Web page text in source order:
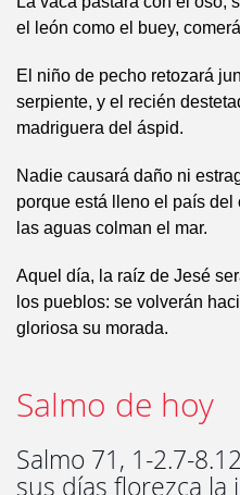
el león como el buey,
El niño de pecho retozará
serpiente, y el recién
madriguera del áspid.
Nadie causará daño ni
porque está lleno el país
las aguas colman el mar.
Aquel día, la raíz de Jesé
los pueblos: se volverán
gloriosa su morada.
Salmo de hoy
Salmo 71, 1-2.7-
sus días florezca la